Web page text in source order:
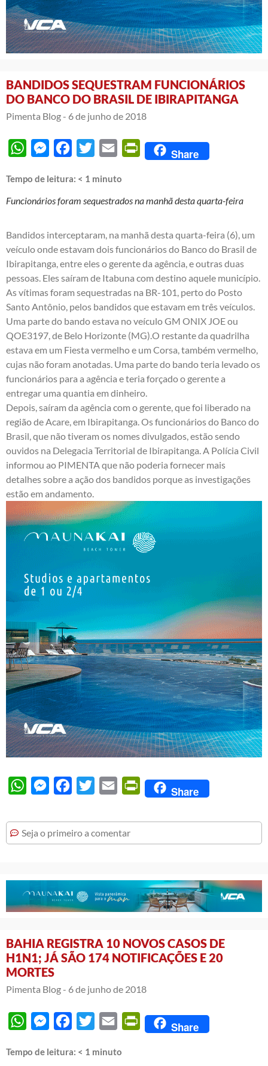
BANDIDOS SEQUESTRAM FUNCIONÁRIOS
DO BANCO DO BRASIL DE IBIRAPITANGA
Pimenta Blog - 6 de junho de 2018
WhatsAppMessengerFacebook
Twitter Email PrintFriendly
Share
Tempo de leitura: < 1 minuto
Funcionários foram sequestrados na manhã desta quarta-feira
Bandidos interceptaram, na manhã desta quarta-feira (6), um
veículo onde estavam dois funcionários do Banco do Brasil de
Ibirapitanga, entre eles o gerente da agência, e outras duas
pessoas. Eles saíram de Itabuna com destino aquele município.
As vítimas foram sequestradas na BR-101, perto do Posto
Santo Antônio, pelos bandidos que estavam em três veículos.
Uma parte do bando estava no veículo GM ONIX JOE ou
QOE3197, de Belo Horizonte (MG).O restante da quadrilha
estava em um Fiesta vermelho e um Corsa, também vermelho,
cujas não foram anotadas. Uma parte do bando teria levado os
funcionários para a agência e teria forçado o gerente a
entregar uma quantia em dinheiro.
Depois, saíram da agência com o gerente, que foi liberado na
região de Acare, em Ibirapitanga. Os funcionários do Banco do
Brasil, que não tiveram os nomes divulgados, estão sendo
ouvidos na Delegacia Territorial de Ibirapitanga. A Polícia Civil
informou ao PIMENTA que não poderia fornecer mais
detalhes sobre a ação dos bandidos porque as investigações
estão em andamento.
WhatsAppMessengerFacebook
Twitter Email PrintFriendly
Share
Seja o primeiro a comentar
BAHIA REGISTRA 10 NOVOS CASOS DE
H1N1; JÁ SÃO 174 NOTIFICAÇÕES E 20
MORTES
Pimenta Blog - 6 de junho de 2018
WhatsAppMessengerFacebook
Twitter Email PrintFriendly
Share
Tempo de leitura: < 1 minuto